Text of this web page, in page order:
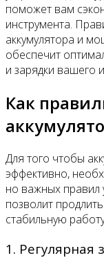
поможет вам
инструмента.
аккумулятора и
обеспечит
и зарядки вашего
Как
Для того чтобы
эффективно,
но важных правил
позволит
стабильную
1. Регулярная